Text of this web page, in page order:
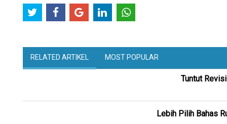
RELATED ARTIKEL MOST POPULAR
Tuntut
Lebih Pilih Bahas